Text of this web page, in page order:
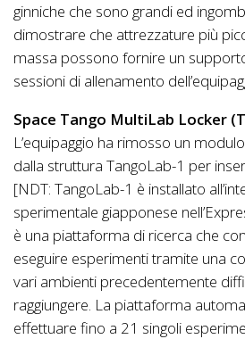
ginniche che sono grandi ed
dimostrare che attrezzature più
massa possono fornire un
sessioni di allenamento
Space Tango MultiLab Locker
L’equipaggio ha rimosso un
dalla struttura TangoLab-1 per
[NDT: TangoLab-1 è installato
sperimentale giapponese
è una piattaforma di ricerca che
eseguire esperimenti tramite una
vari ambienti precedentemente
raggiungere. La piattaforma
effettuare fino a 21 singoli